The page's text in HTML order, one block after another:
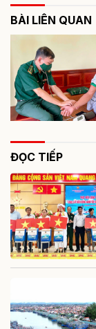
BÀI LIÊN QUAN
ĐỌC TIẾP